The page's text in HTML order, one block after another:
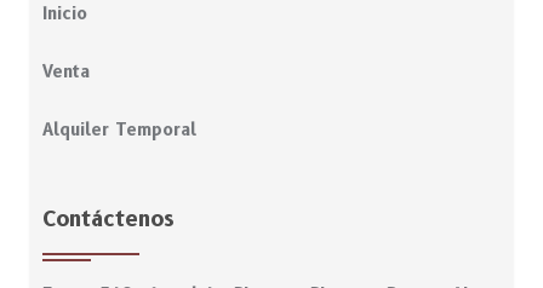
Inicio
Venta
Alquiler Temporal
Contáctenos